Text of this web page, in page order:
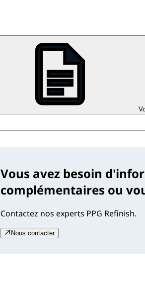
Vous avez besoin
complémentaires ou
Contactez nos experts PPG Refinish.
Nous contacter